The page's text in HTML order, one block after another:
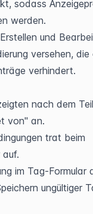
sodass
werden.
und
versehen, die
verhindert.
nach dem
von" an.
trat beim
im Tag-Formular
ungültiger